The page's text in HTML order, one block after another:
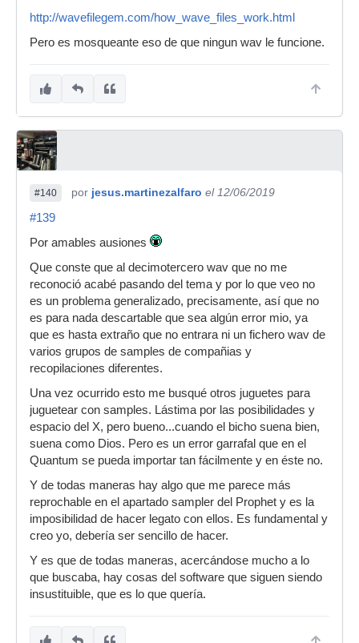
http://wavefilegem.com/how_wave_files_work.html
Pero es mosqueante eso de que ningun wav le funcione.
#140 por jesus.martinezalfaro el 12/06/2019
#139
Por amables ausiones
Que conste que al decimotercero wav que no me
reconoció acabé pasando del tema y por lo que veo no
es un problema generalizado, precisamente, así que no
es para nada descartable que sea algún error mio, ya
que es hasta extraño que no entrara ni un fichero wav de
varios grupos de samples de compañias y
recopilaciones diferentes.
Una vez ocurrido esto me busqué otros juguetes para
juguetear con samples. Lástima por las posibilidades y
espacio del X, pero bueno...cuando el bicho suena bien,
suena como Dios. Pero es un error garrafal que en el
Quantum se pueda importar tan fácilmente y en éste no.
Y de todas maneras hay algo que me parece más
reprochable en el apartado sampler del Prophet y es la
imposibilidad de hacer legato con ellos. Es fundamental y
creo yo, debería ser sencillo de hacer.
Y es que de todas maneras, acercándose mucho a lo
que buscaba, hay cosas del software que siguen siendo
insustituible, que es lo que quería.